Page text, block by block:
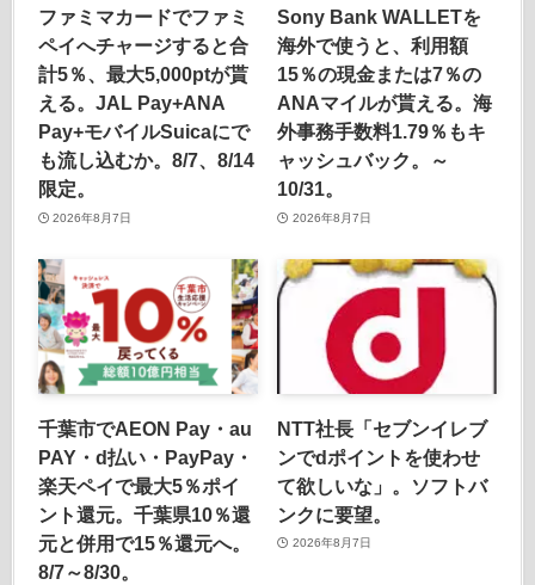
ファミマカードでファミ
ペイへチャージすると合
計5％、最大5,000ptが貰
える。JAL Pay+ANA
Pay+モバイルSuicaにで
も流し込むか。8/7、8/14
限定。
2026年8月7日
Sony Bank WALLETを
海外で使うと、利用額
15％の現金または7％の
ANAマイルが貰える。海
外事務手数料1.79％もキ
ャッシュバック。～
10/31。
2026年8月7日
千葉市でAEON Pay・au
PAY・d払い・PayPay・
楽天ペイで最大5％ポイ
ント還元。千葉県10％還
元と併用で15％還元へ。
8/7～8/30。
NTT社長「セブンイレブ
ンでdポイントを使わせ
て欲しいな」。ソフトバ
ンクに要望。
2026年8月7日